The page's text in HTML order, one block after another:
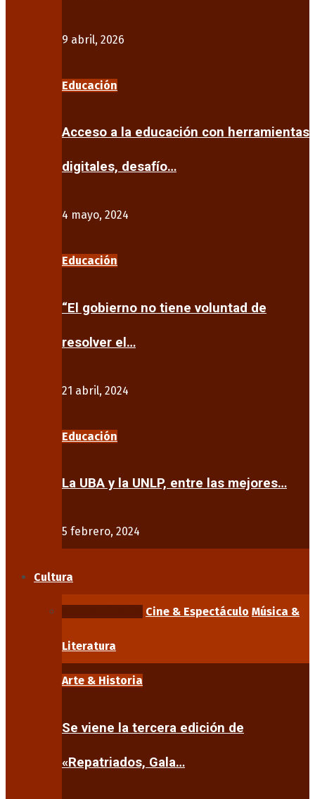
9 abril, 2026
Educación
Acceso a la educación con herramientas
digitales, desafío…
4 mayo, 2024
Educación
“El gobierno no tiene voluntad de
resolver el…
21 abril, 2024
Educación
La UBA y la UNLP, entre las mejores…
5 febrero, 2024
Cultura
Cine & Espectáculo Música &
Literatura
Arte & Historia
Se viene la tercera edición de
«Repatriados, Gala…